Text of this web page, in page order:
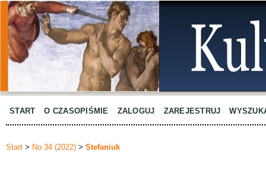
START O CZASOPIŚMIE ZALOGUJ ZAREJESTRUJ
Start > No 34 (2022) > Stefaniuk